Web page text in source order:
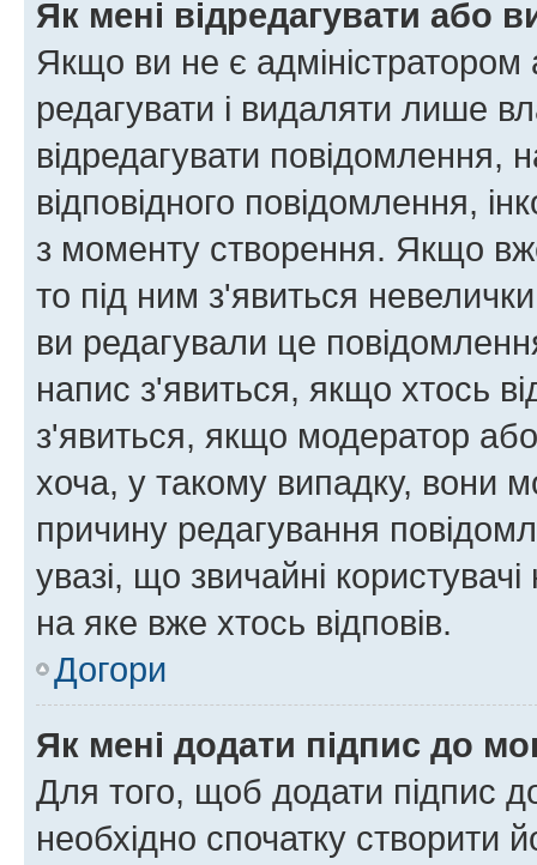
Як мені відредагувати або
Якщо ви не є
редагувати і видаляти лише
відредагувати повідомлення,
відповідного повідомлення,
з моменту створення. Якщо
то під ним з'явиться
ви редагували це
напис з'явиться, якщо хтось
з'явиться, якщо модератор
хоча, у такому випадку, вони
причину редагування
увазі, що звичайні
на яке вже хтось відповів.
Догори
Як мені додати підпис до
Для того, щоб додати підпис
необхідно спочатку створити